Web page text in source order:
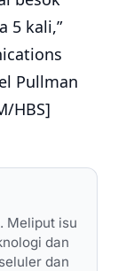
5 kali,”
Pullman
HBS]
Meliput isu
dan
dan